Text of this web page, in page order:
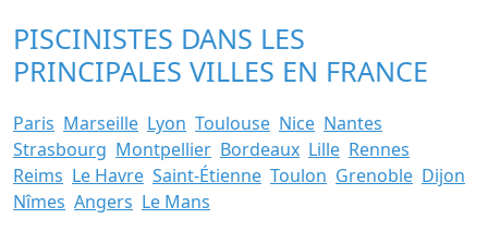
PISCINISTES DANS LES
PRINCIPALES VILLES EN FRANCE
Paris Marseille Lyon Toulouse Nice Nantes
Strasbourg Montpellier Bordeaux Lille Rennes
Reims Le Havre Saint-Étienne Toulon Grenoble Dijon
Nîmes Angers Le Mans